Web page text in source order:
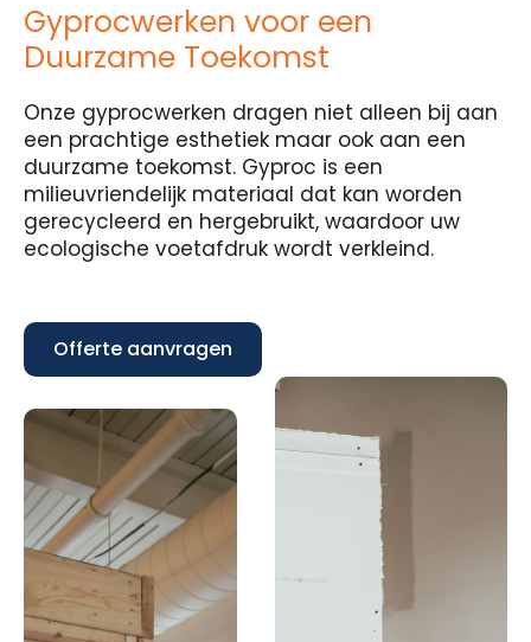
Gyprocwerken voor een
Duurzame Toekomst
Onze gyprocwerken dragen niet alleen bij aan
een prachtige esthetiek maar ook aan een
duurzame toekomst. Gyproc is een
milieuvriendelijk materiaal dat kan worden
gerecycleerd en hergebruikt, waardoor uw
ecologische voetafdruk wordt verkleind.
Offerte aanvragen